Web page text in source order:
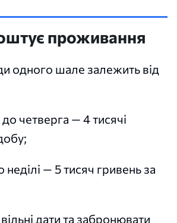
проживання
одного шале залежить від
четверга — 4 тисячі
неділі — 5 тисяч гривень за
дати та забронювати